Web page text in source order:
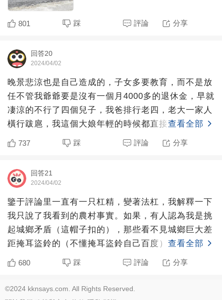
801 踩 評論 分享
回答20
2024/04/02
晚景悲涼也是自己造成的，子女多要教育，而不是放
任不管我爺爺要是沒有一個月4000多的退休金，早就
凄涼的不行了四個兒子，我爸排行老四，老大一家人
橫行跋扈，我這個大娘年輕的時候都直接罵我奶奶的
主；二大爺家
查看全部
737 踩 評論 分享
回答21
2024/04/02
鑒于評論里一直有一只杠精，變著法杠，我解釋一下
我只說了我看到的農村事實。如果，有人認為我是挑
起城鄉矛盾（這帽子扣的），那些看不見城鄉巨大差
距掩耳盜鈴的（不懂掩耳盜鈴自己百度），一邊享受
著城鄉二元帶來的
查看全部
680 踩 評論 分享
©2024 kknsays.com. All Rights Reserved.